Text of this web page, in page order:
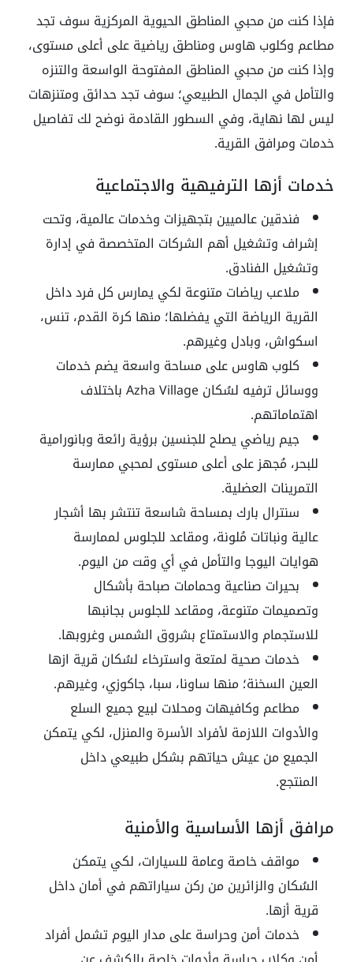
فإذا كنت من محبي المناطق الحيوية المركزية سوف تجد
مطاعم وكلوب هاوس ومناطق رياضية على أعلى مستوى،
وإذا كنت من محبي المناطق المفتوحة الواسعة والتنزه
والتأمل في الجمال الطبيعي؛ سوف تجد حدائق ومتنزهات
ليس لها نهاية، وفي السطور القادمة نوضح لك تفاصيل
خدمات ومرافق القرية.
خدمات أزها الترفيهية والاجتماعية
فندقين عالميين بتجهيزات وخدمات عالمية، وتحت
إشراف وتشغيل أهم الشركات المتخصصة في إدارة
وتشغيل الفنادق.
ملاعب رياضات متنوعة لكي يمارس كل فرد داخل
القرية الرياضة التي يفضلها؛ منها كرة القدم، تنس،
اسكواش، وبادل وغيرهم.
كلوب هاوس على مساحة واسعة يضم خدمات
ووسائل ترفيه لسُكان Azha Village باختلاف
اهتماماتهم.
جيم رياضي يصلح للجنسين برؤية رائعة وبانورامية
للبحر، مُجهز على أعلى مستوى لمحبي ممارسة
التمرينات العضلية.
سنترال بارك بمساحة شاسعة تنتشر بها أشجار
عالية ونباتات مُلونة، ومقاعد للجلوس لممارسة
هوايات اليوجا والتأمل في أي وقت من اليوم.
بحيرات صناعية وحمامات صباحة بأشكال
وتصميمات متنوعة، ومقاعد للجلوس بجانبها
للاستجمام والاستمتاع بشروق الشمس وغروبها.
خدمات صحية لمتعة واسترخاء لسُكان قرية ازها
العين السخنة؛ منها ساونا، سبا، جاكوزي، وغيرهم.
مطاعم وكافيهات ومحلات لبيع جميع السلع
والأدوات اللازمة لأفراد الأسرة والمنزل، لكي يتمكن
الجميع من عيش حياتهم بشكل طبيعي داخل
المنتجع.
مرافق أزها الأساسية والأمنية
مواقف خاصة وعامة للسيارات، لكي يتمكن
السُكان والزائرين من ركن سياراتهم في أمان داخل
قرية أزها.
خدمات أمن وحراسة على مدار اليوم تشمل أفراد